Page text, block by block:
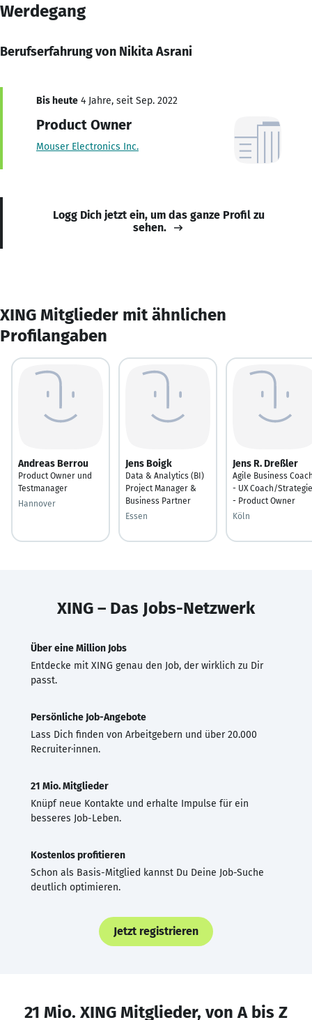
Werdegang
Berufserfahrung von Nikita Asrani
Bis heute 4 Jahre, seit Sep. 2022
Product Owner
Mouser Electronics Inc.
Logg Dich jetzt ein, um das ganze Profil zu
sehen.
XING Mitglieder mit ähnlichen
Profilangaben
Andreas Berrou
Product Owner und
Testmanager
Hannover
Jens Boigk
Data & Analytics (BI)
Project Manager &
Business Partner
Essen
Jens R. Dreßler
Agile Business
- UX Coach/Strategie
- Product Owner
Köln
XING – Das Jobs-Netzwerk
Über eine Million Jobs
Entdecke mit XING genau den Job, der wirklich zu Dir
passt.
Persönliche Job-Angebote
Lass Dich finden von Arbeitgebern und über 20.000
Recruiter·innen.
21 Mio. Mitglieder
Knüpf neue Kontakte und erhalte Impulse für ein
besseres Job-Leben.
Kostenlos profitieren
Schon als Basis-Mitglied kannst Du Deine Job-Suche
deutlich optimieren.
Jetzt registrieren
21 Mio. XING Mitglieder, von A bis Z